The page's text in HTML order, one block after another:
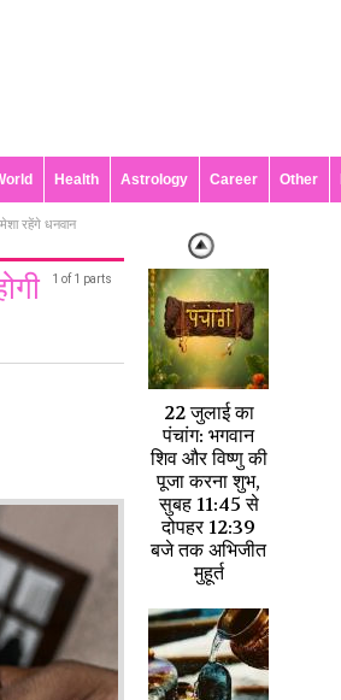
Health Astrology Career Other
रहेंगे धनवान
1 of 1 parts
22 जुलाई का
पंचांग: भगवान
शिव और विष्णु की
पूजा करना शुभ,
सुबह 11:45 से
दोपहर 12:39
बजे तक अभिजीत
मुहूर्त